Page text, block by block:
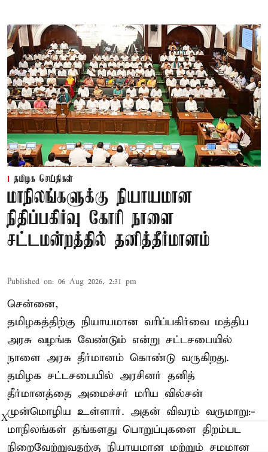
தமிழக செய்திகள்
மாநிலங்களுக்கு நியாயமான
நிதிப்பகிர்வு கோரி நாளை
சட்டமன்றத்தில் தனித்தீர்மானம்
Published on: 06 Aug 2026, 2:31 pm
சென்னை,
தமிழகத்திற்கு நியாயமான வரிப்பகிர்வை மத்திய
அரசு வழங்க வேண்டும் என்று சட்டசபையில்
நாளை அரசு தீர்மானம் கொண்டு வருகிறது.
தமிழக சட்டசபையில் அரசினர் தனித்
தீர்மானத்தை அமைச்சர் மரிய வில்சன்
முன்மொழிய உள்ளார். அதன் விவரம் வருமாறு:-
மாநிலங்கள் தங்களது பொறுப்புகளை திறம்பட
நிறைவேற்றுவதற்கு நியாயமான மற்றும் சமமான
X